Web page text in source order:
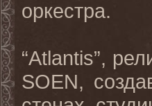
оркестра.
“Atlantis”,
SOEN,